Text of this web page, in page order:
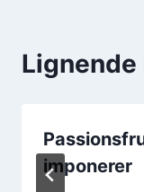
imponerer